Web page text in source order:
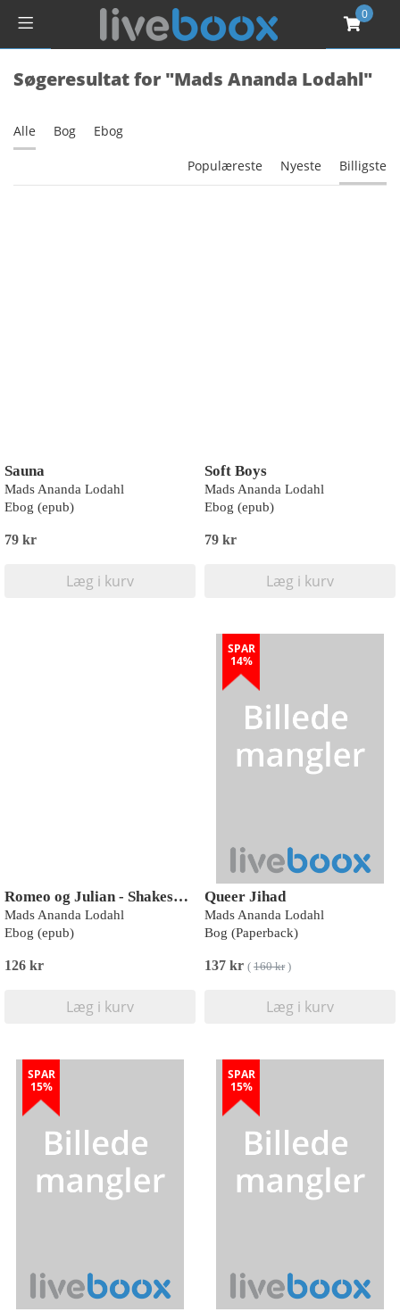
0
Søgeresultat for "Mads Ananda Lodahl"
Alle Bog Ebog
Populæreste Nyeste Billigste
Sauna
Mads Ananda Lodahl
Ebog (epub)
79 kr
Læg i kurv
Soft Boys
Mads Ananda Lodahl
Ebog (epub)
79 kr
Læg i kurv
Romeo og Julian - Shakespeare genfortalt
Mads Ananda Lodahl
Ebog (epub)
126 kr
Læg i kurv
SPAR
14%
Queer Jihad
Mads Ananda Lodahl
Bog (Paperback)
137 kr ( 160 kr)
Læg i kurv
SPAR
15%
SPAR
15%